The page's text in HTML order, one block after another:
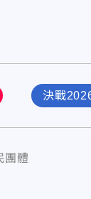
決戰
團體